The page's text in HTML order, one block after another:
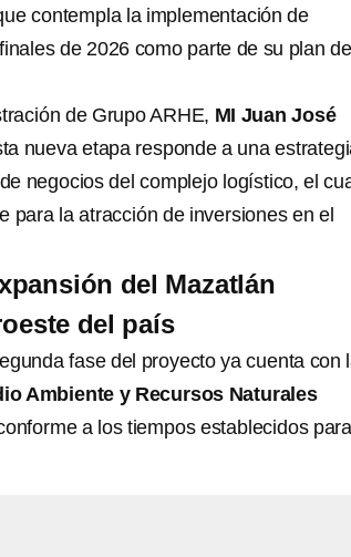
contempla la implementación de
de 2026 como parte de su plan de
de Grupo ARHE, MI Juan José
nueva etapa responde a una
negocios del complejo logístico, el
para la atracción de inversiones en el
del Mazatlán
del país
fase del proyecto ya cuenta con
Ambiente y Recursos Naturales
a los tiempos establecidos